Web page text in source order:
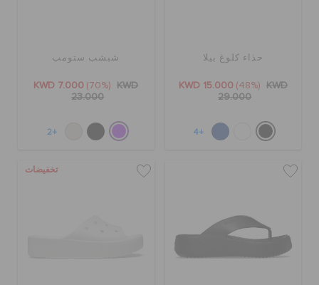
حذاء كلوغ بيلا
KWD 15.000 (48%)
KWD
29.000
+4
شبشب ستومب
KWD 7.000 (70%)
KWD
23.000
+2
تخفيضات